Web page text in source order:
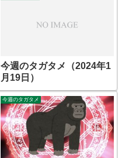
今週のタガタメ（2024年1
月19日）
今週のタガタメ